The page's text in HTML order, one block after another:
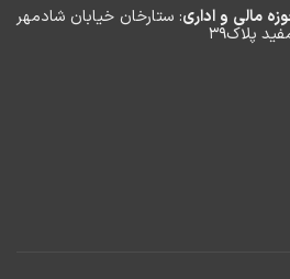
مالی و اداری: ستارخان خیابان شادمهر
پلاک۳۹